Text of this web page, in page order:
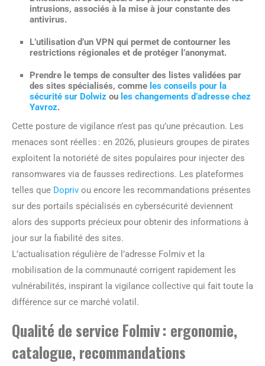
intrusions, associés à la mise à jour constante des
antivirus.
L’utilisation d’un VPN qui permet de contourner les
restrictions régionales et de protéger l’anonymat.
Prendre le temps de consulter des listes validées par
des sites spécialisés, comme les conseils pour la
sécurité sur Dolwiz ou les changements d’adresse chez
Yavroz.
Cette posture de vigilance n’est pas qu’une précaution. Les
menaces sont réelles : en 2026, plusieurs groupes de pirates
exploitent la notoriété de sites populaires pour injecter des
ransomwares via de fausses redirections. Les plateformes
telles que Dopriv ou encore les recommandations présentes
sur des portails spécialisés en cybersécurité deviennent
alors des supports précieux pour obtenir des informations à
jour sur la fiabilité des sites.
L’actualisation régulière de l’adresse Folmiv et la
mobilisation de la communauté corrigent rapidement les
vulnérabilités, inspirant la vigilance collective qui fait toute la
différence sur ce marché volatil.
Qualité de service Folmiv : ergonomie,
catalogue, recommandations